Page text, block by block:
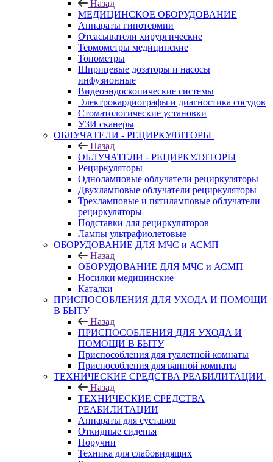
Назад
МЕДИЦИНСКОЕ ОБОРУДОВАНИЕ
Аппараты гипотермии
Отсасыватели хирургические
Термометры медицинские
Тонометры
Шприцевые дозаторы и насосы
инфузионные
Видеоэндоскопические системы
Электрокардиографы и диагностика сосудов
Стоматологические установки
УЗИ сканеры
ОБЛУЧАТЕЛИ - РЕЦИРКУЛЯТОРЫ
Назад
ОБЛУЧАТЕЛИ - РЕЦИРКУЛЯТОРЫ
Рециркуляторы
Одноламповые облучатели рециркуляторы
Двухламповые облучатели рециркуляторы
Трехламповые и пятиламповые облучатели
рециркуляторы
Подставки для рециркуляторов
Лампы ультрафиолетовые
ОБОРУДОВАНИЕ ДЛЯ МЧС и АСМП
Назад
ОБОРУДОВАНИЕ ДЛЯ МЧС и АСМП
Носилки медицинские
Каталки
ПРИСПОСОБЛЕНИЯ ДЛЯ УХОДА И ПОМОЩИ
В БЫТУ
Назад
ПРИСПОСОБЛЕНИЯ ДЛЯ УХОДА И
ПОМОЩИ В БЫТУ
Приспособления для туалетной комнаты
Приспособления для ванной комнаты
ТЕХНИЧЕСКИЕ СРЕДСТВА РЕАБИЛИТАЦИИ
Назад
ТЕХНИЧЕСКИЕ СРЕДСТВА
РЕАБИЛИТАЦИИ
Аппараты для суставов
Откидные сиденья
Поручни
Техника для слабовидящих